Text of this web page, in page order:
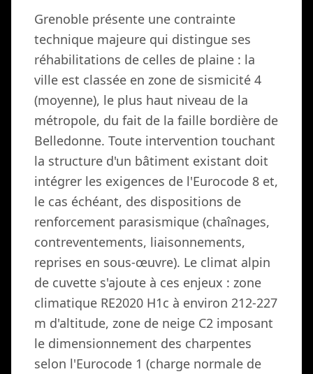
Grenoble présente une contrainte
technique majeure qui distingue ses
réhabilitations de celles de plaine : la
ville est classée en zone de sismicité 4
(moyenne), le plus haut niveau de la
métropole, du fait de la faille bordière de
Belledonne. Toute intervention touchant
la structure d'un bâtiment existant doit
intégrer les exigences de l'Eurocode 8 et,
le cas échéant, des dispositions de
renforcement parasismique (chaînages,
contreventements, liaisonnements,
reprises en sous-œuvre). Le climat alpin
de cuvette s'ajoute à ces enjeux : zone
climatique RE2020 H1c à environ 212-227
m d'altitude, zone de neige C2 imposant
le dimensionnement des charpentes
selon l'Eurocode 1 (charge normale de